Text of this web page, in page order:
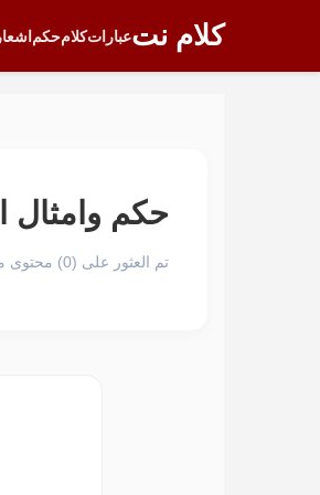
كلام نتعباراتكلامحكم اشعار
حكم وامثال
تم العثور على (0) محتوى مرتبط بهذا الوسم.